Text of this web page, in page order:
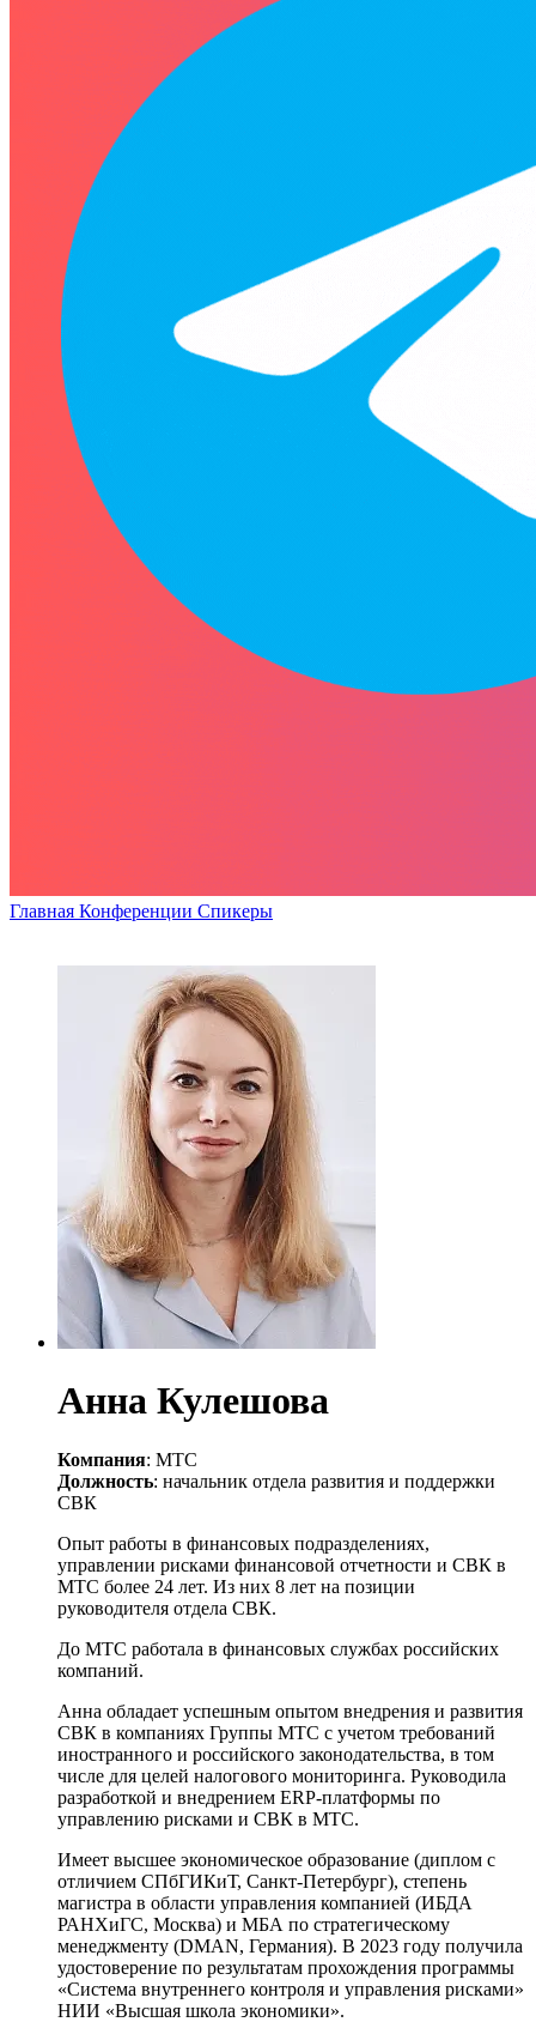
Главная Конференции Спикеры
Анна Кулешова
Компания: МТС
Должность: начальник отдела развития и поддержки
СВК
Опыт работы в финансовых подразделениях,
управлении рисками финансовой отчетности и СВК в
МТС более 24 лет. Из них 8 лет на позиции
руководителя отдела СВК.
До МТС работала в финансовых службах российских
компаний.
Анна обладает успешным опытом внедрения и развития
СВК в компаниях Группы МТС с учетом требований
иностранного и российского законодательства, в том
числе для целей налогового мониторинга. Руководила
разработкой и внедрением ERP-платформы по
управлению рисками и СВК в МТС.
Имеет высшее экономическое образование (диплом с
отличием СПбГИКиТ, Санкт-Петербург), степень
магистра в области управления компанией (ИБДА
РАНХиГС, Москва) и МБА по стратегическому
менеджменту (DMAN, Германия). В 2023 году получила
удостоверение по результатам прохождения программы
«Система внутреннего контроля и управления рисками»
НИИ «Высшая школа экономики».